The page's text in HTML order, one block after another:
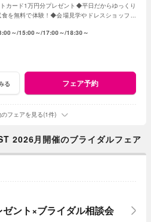
カード1万円分プレゼント◆平日だからゆっくり
を無料で体験！◆会場見学やドレスショップ見
～ 15:00～ 17:00～ 18:30～
る フェア予約
フェアを見る(1件)
2026月開催のブライダルフェア
ゼント×ブライダル相談会